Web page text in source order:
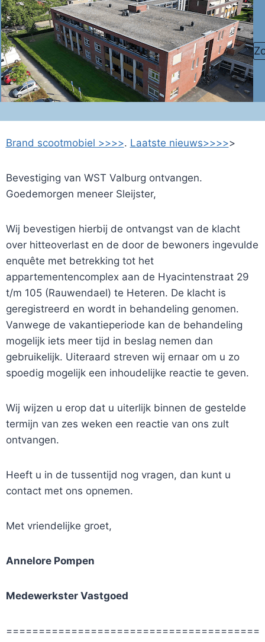
Doorgaan
naar
inhoud
Brand scootmobiel >>>>. Laatste nieuws>>>>>
Bevestiging van WST Valburg ontvangen.
Goedemorgen meneer Sleijster,
Wij bevestigen hierbij de ontvangst van de klacht
over hitteoverlast en de door de bewoners ingevulde
enquête met betrekking tot het
appartementencomplex aan de Hyacintenstraat 29
t/m 105 (Rauwendael) te Heteren. De klacht is
geregistreerd en wordt in behandeling genomen.
Vanwege de vakantieperiode kan de behandeling
mogelijk iets meer tijd in beslag nemen dan
gebruikelijk. Uiteraard streven wij ernaar om u zo
spoedig mogelijk een inhoudelijke reactie te geven.
Wij wijzen u erop dat u uiterlijk binnen de gestelde
termijn van zes weken een reactie van ons zult
ontvangen.
Heeft u in de tussentijd nog vragen, dan kunt u
contact met ons opnemen.
Met vriendelijke groet,
Annelore Pompen
Medewerkster Vastgoed
=======================================